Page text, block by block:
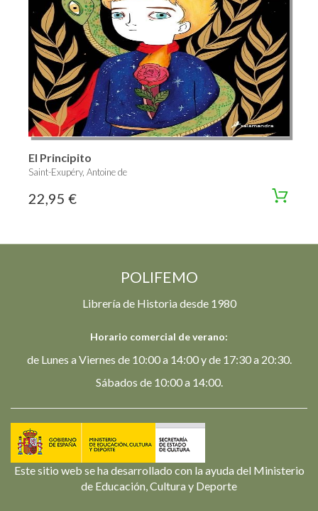
El Principito
Saint-Exupéry, Antoine de
22,95 €
POLIFEMO
Librería de Historia desde 1980
Horario comercial de verano:
de Lunes a Viernes de 10:00 a 14:00 y de 17:30 a 20:30.
Sábados de 10:00 a 14:00.
Este sitio web se ha desarrollado con la ayuda del Ministerio
de Educación, Cultura y Deporte